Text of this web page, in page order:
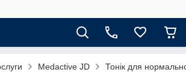
Medactive JD Тонік для